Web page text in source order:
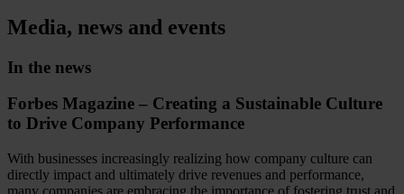
Media, news and events
In the news
Forbes Magazine – Creating a Sustainable Culture
to Drive Company Performance
With businesses increasingly realizing how company culture can
directly impact and ultimately drive revenues and performance,